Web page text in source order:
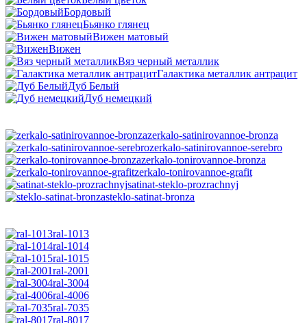
Бордовый
Бьянко глянец
Вижен матовый
Вижен
Вяз черный металлик
Галактика металлик антрацит
Дуб Белый
Дуб немецкий
zerkalo-satinirovannoe-bronza
zerkalo-satinirovannoe-serebro
zerkalo-tonirovannoe-bronza
zerkalo-tonirovannoe-grafit
satinat-steklo-prozrachnyj
steklo-satinat-bronza
ral-1013
ral-1014
ral-1015
ral-2001
ral-3004
ral-4006
ral-7035
ral-8017